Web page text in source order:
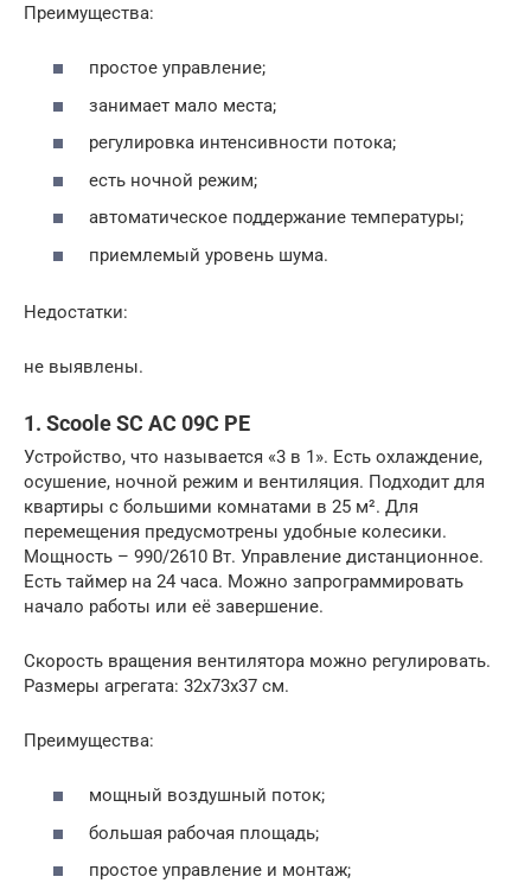
Преимущества:
простое управление;
занимает мало места;
регулировка интенсивности потока;
есть ночной режим;
автоматическое поддержание температуры;
приемлемый уровень шума.
Недостатки:
не выявлены.
1. Scoole SC AC 09C PE
Устройство, что называется «3 в 1». Есть охлаждение,
осушение, ночной режим и вентиляция. Подходит для
квартиры с большими комнатами в 25 м². Для
перемещения предусмотрены удобные колесики.
Мощность – 990/2610 Вт. Управление дистанционное.
Есть таймер на 24 часа. Можно запрограммировать
начало работы или её завершение.
Скорость вращения вентилятора можно регулировать.
Размеры агрегата: 32x73x37 см.
Преимущества:
мощный воздушный поток;
большая рабочая площадь;
простое управление и монтаж;